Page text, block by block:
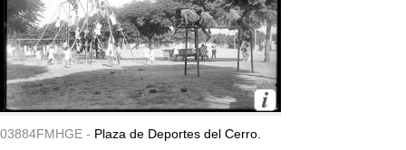
03884FMHGE - Plaza de Deportes del Cerro.